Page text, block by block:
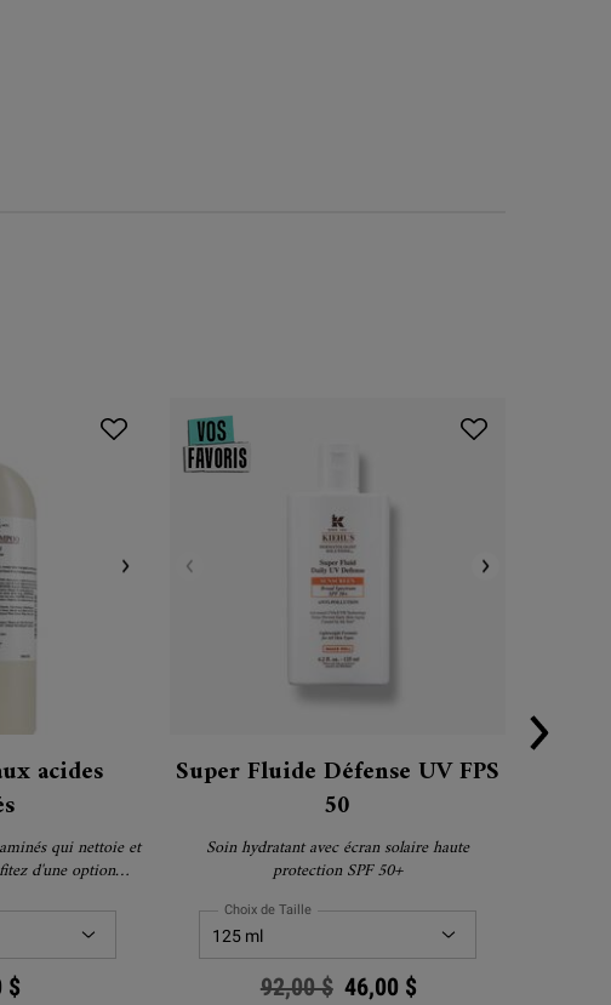
acides
qui nettoie et
d'une option
avec votre achat
$
Super Fluide Défense UV FPS
50
Soin hydratant avec écran solaire haute
protection SPF 50+
Choix de Taille
Old price
92,00 $ New price
46,00 $